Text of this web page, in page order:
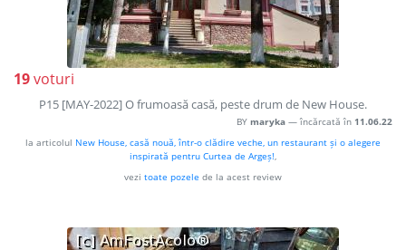
19voturi
P15 [MAY-2022] O frumoasă casă, peste drum de New House.
BY maryka — încărcată în 11.06.22
la articolul New House, casă nouă, într-o clădire veche, un restaurant și o alegere
inspirată pentru Curtea de Argeș!,
vezi toate pozele de la acest review